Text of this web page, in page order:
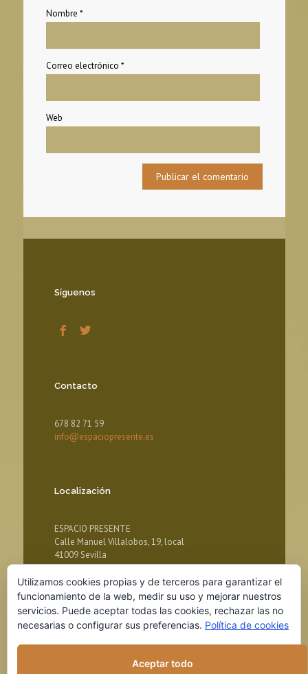
Nombre *
Correo electrónico *
Web
Síguenos
Contacto
678 82 71 59
info@espaciopresente.es
Localización
ESPACIO PRESENTE
Calle Manuel Villalobos, 19, local
41009 Sevilla
Utilizamos cookies propias y de terceros para garantizar el
funcionamiento de la web, medir su uso y mejorar nuestros
servicios. Puede aceptar todas las cookies, rechazar las no
necesarias o configurar sus preferencias. Política de cookies
Aceptar todo